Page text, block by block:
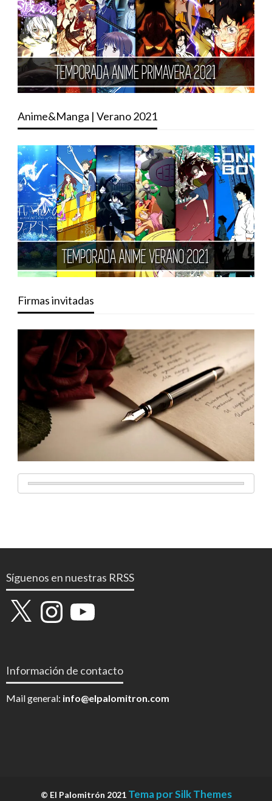
Anime&Manga | Verano 2021
Firmas invitadas
Síguenos en nuestras RRSS
X InstagramYouTube
Información de contacto
Mail general: info@elpalomitron.com
© El Palomitrón 2021 Tema por Silk Themes